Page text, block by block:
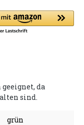
da
sind.
grün